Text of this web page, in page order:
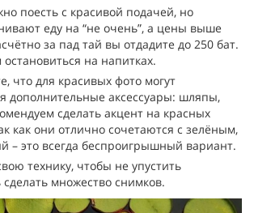
поесть с красивой подачей, но
еду на “не очень”, а цены выше
за пад тай вы отдадите до 250 бат.
на напитках.
что для красивых фото могут
дополнительные аксессуары: шляпы,
сделать акцент на красных
как они отлично сочетаются с зелёным,
– это всегда беспроигрышный вариант.
технику, чтобы не упустить
множество снимков.